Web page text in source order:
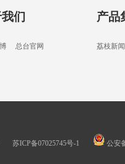
们
总台官网
产品
荔枝新闻
苏ICP备07025745号-1 公安